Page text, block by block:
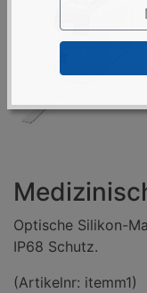
Optische Silikon-
IP68 Schutz.
(Artikelnr: itemm1)